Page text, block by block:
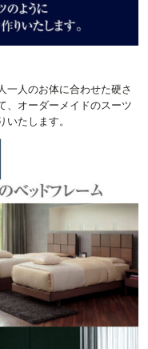
一人のお体に合わせた硬さ
、オーダーメイドのスーツ
たします。